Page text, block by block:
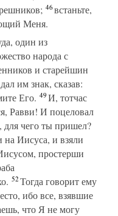
46встаньте,
Меня.
один из
народа с
и старейшин
им знак, сказав:
Его. 49И, тотчас
Равви! И поцеловал
чего ты пришел?
Иисуса, и взяли
простерши
52Тогда говорит ему
ибо все, взявшие
что Я не могу